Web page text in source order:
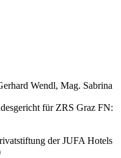
Wendl, Mag. Sabrina
für ZRS Graz FN:
der JUFA Hotels